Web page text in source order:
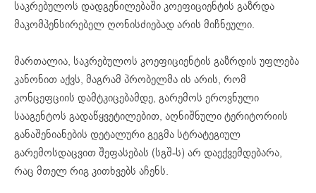
საკრებულოს დადგენილებაში კოეფიციენტის გაზრდა
მაკომპენსირებელ ღონისძიებად არის მიჩნეული.
მართალია, საკრებულოს კოეფიციენტის გაზრდის უფლება
კანონით აქვს, მაგრამ პრობელმა ის არის, რომ
კონცეფციის დამტკიცებამდე, გარემოს ეროვნული
სააგენტოს გადაწყვეტილებით, აღნიშნული ტერიტორიის
განაშენიანების დეტალური გეგმა სტრატეგიულ
გარემოსდაცვით შეფასებას (სგშ-ს) არ დაექვემდებარა,
რაც მთელ რიგ კითხვებს აჩენს.